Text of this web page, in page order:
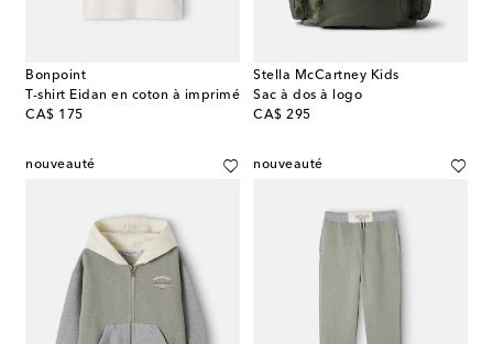
Bonpoint
T-shirt Eidan en coton à imprimé
CA$ 175
original price
Stella McCartney Kids
Sac à dos à logo
CA$ 295
original price
nouveauté nouveauté